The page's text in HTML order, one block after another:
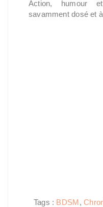
Action, humour
savamment dosé et
Tags : BDSM,